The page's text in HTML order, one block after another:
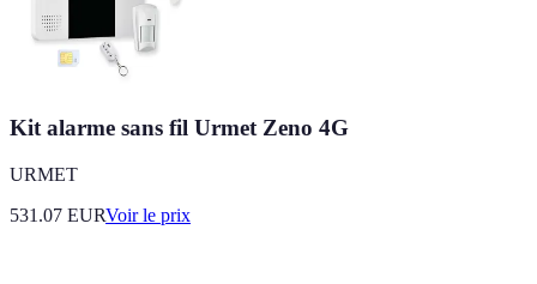
Kit alarme sans fil Urmet Zeno 4G
URMET
531.07 EURVoir le prix